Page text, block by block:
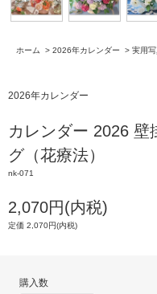
ホーム > 2026年カレンダー > 実用
2026年カレンダー
カレンダー 2026 壁
グ（花療法）
nk-071
2,070円(内税)
定価 2,070円(内税)
購入数